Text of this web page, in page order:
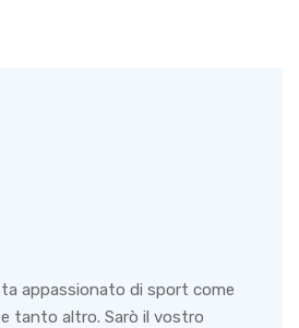
appassionato di sport come
tanto altro. Sarò il vostro